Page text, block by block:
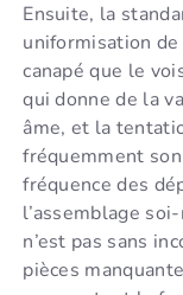
Ensuite, la
uniformisation
canapé que le
qui donne de la
âme, et la
fréquemment
fréquence des
l’assemblage
n’est pas sans
pièces